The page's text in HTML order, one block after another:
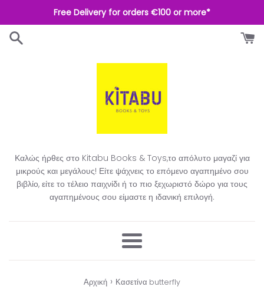
στο
περιεχόμενο
Free Delivery for orders €100 or more*
Καλώς ήρθες στο Kitabu Books & Toys,το απόλυτο μαγαζί για
μικρούς και μεγάλους! Είτε ψάχνεις το επόμενο αγαπημένο σου
βιβλίο, είτε το τέλειο παιχνίδι ή το πιο ξεχωριστό δώρο για τους
αγαπημένους σου είμαστε η ιδανική επιλογή.​
Μενού
Αρχική › Κασετίνα butterfly